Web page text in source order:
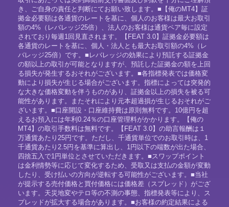
き、ご自身の責任と判断にてお願い致します。■【俺のMT4】証
拠金必要額は各通貨のレートを基に、個人のお客様は最大お取引
額の4%（レバレッジ25倍）、法人のお客様は通貨ペア毎に設定
されており毎週1回見直されます。【FEAT 3.0】証拠金必要額は
各通貨のレートを基に、個人・法人とも最大お取引額の4%（レ
バレッジ25倍）です。■レバレッジの効果により預託する証拠金
の額以上の取引が可能となりますが、預託した証拠金の額を上回
る損失が発生するおそれがございます。■各指標発表では価格変
動により損失が生じる場合がございます。指標によっては突発的
な大きな価格変動を伴うものがあり、証拠金以上の損失を被る可
能性があります。またそれにより元本超過損が生じるおそれがご
ざいます。■口座開設・口座維持費は原則無料です。10億円を超
えるお預入には年利0.24％の口座管理料がかかります。【俺の
MT4】の取引手数料は無料です。【FEAT 3.0】の助言報酬は１
万通貨あたり25円です。ただし、千通貨単位でのお取引時は、1
千通貨あたり2.5円を基準に算出し、1円以下の端数が出た場合、
四捨五入で1円単位とさせていただきます。■スワップポイント
は金利情勢等に応じて変化するため、受取又は支払の金額が変動
したり、受け払いの方向が逆転する可能性がございます。■当社
が提示する売付価格と買付価格には価格差（スプレッド）がござ
います。天災地変やテロ等の不測の事態、指標発表等により、ス
プレッドが拡大する場合があります。■お客様の約定結果による